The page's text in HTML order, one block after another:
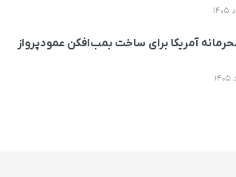
آمریکا برای ساخت بمب‌افکن عمودپرواز